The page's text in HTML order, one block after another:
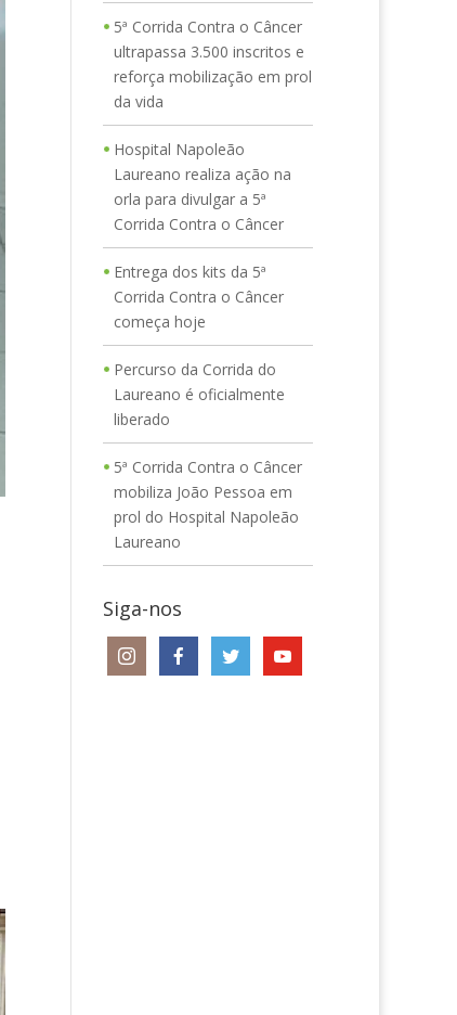
5ª Corrida Contra o Câncer
ultrapassa 3.500 inscritos e
reforça mobilização em prol
da vida
Hospital Napoleão
Laureano realiza ação na
orla para divulgar a 5ª
Corrida Contra o Câncer
Entrega dos kits da 5ª
Corrida Contra o Câncer
começa hoje
Percurso da Corrida do
Laureano é oficialmente
liberado
5ª Corrida Contra o Câncer
mobiliza João Pessoa em
prol do Hospital Napoleão
Laureano
Siga-nos